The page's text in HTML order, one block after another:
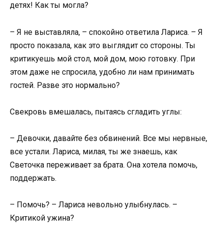
детях! Как ты могла?
– Я не выставляла, – спокойно ответила Лариса. – Я
просто показала, как это выглядит со стороны. Ты
критикуешь мой стол, мой дом, мою готовку. При
этом даже не спросила, удобно ли нам принимать
гостей. Разве это нормально?
Свекровь вмешалась, пытаясь сгладить углы:
– Девочки, давайте без обвинений. Все мы нервные,
все устали. Лариса, милая, ты же знаешь, как
Светочка переживает за брата. Она хотела помочь,
поддержать.
– Помочь? – Лариса невольно улыбнулась. –
Критикой ужина?